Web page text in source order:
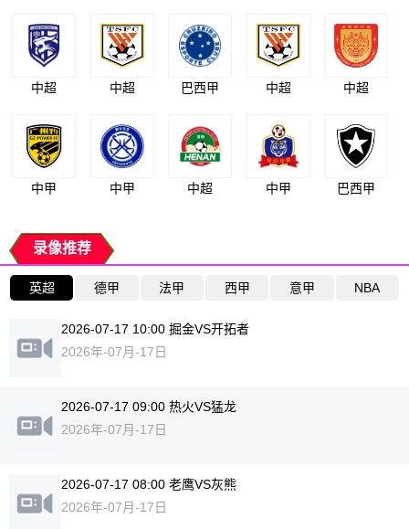
中超 中超 巴西甲 中超 中超
中甲 中甲 中超 中甲 巴西甲
录像推荐
英超 德甲 法甲 西甲 意甲 NBA
2026-07-17 10:00 掘金VS开拓者
2026年-07月-17日
2026-07-17 09:00 热火VS猛龙
2026年-07月-17日
2026-07-17 08:00 老鹰VS灰熊
2026年-07月-17日